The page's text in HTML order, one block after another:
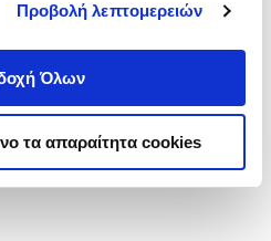
Προβολή λεπτομερειών
Όλων
τα απαραίτητα cookies